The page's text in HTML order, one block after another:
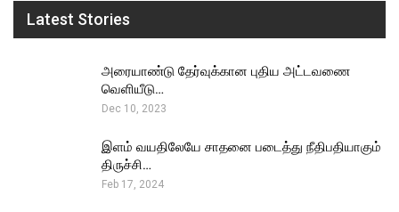
Latest Stories
அரையாண்டு தேர்வுக்கான புதிய அட்டவணை
வெளியீடு…
Dec 10, 2023
இளம் வயதிலேயே சாதனை படைத்து நீதிபதியாகும்
திருச்சி…
Feb 17, 2024